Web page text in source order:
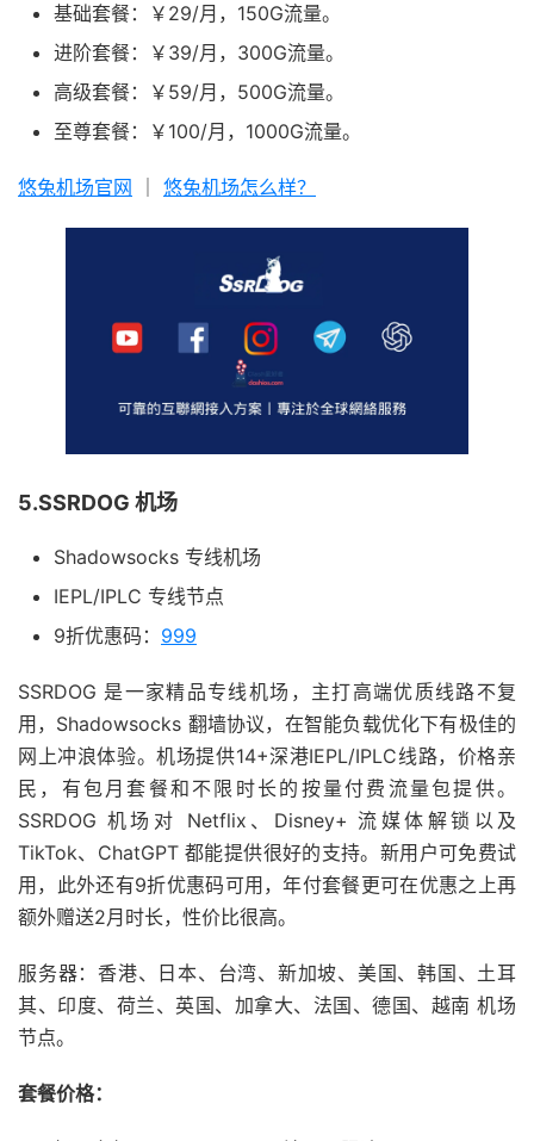
基础套餐：￥29/月，150G流量。
进阶套餐：￥39/月，300G流量。
高级套餐：￥59/月，500G流量。
至尊套餐：￥100/月，1000G流量。
悠兔机场官网 悠兔机场怎么样？
5.SSRDOG 机场
Shadowsocks 专线机场
IEPL/IPLC 专线节点
9折优惠码： 999
SSRDOG 是一家精品专线机场，主打高端优质线路不复
用，Shadowsocks 翻墙协议，在智能负载优化下有极佳的
网上冲浪体验。机场提供14+深港IEPL/IPLC线路，价格亲
民，有包月套餐和不限时长的按量付费流量包提供。
SSRDOG 机场对 Netflix、Disney+ 流媒体解锁以及
TikTok、ChatGPT 都能提供很好的支持。新用户可免费试
用，此外还有9折优惠码可用，年付套餐更可在优惠之上再
额外赠送2月时长，性价比很高。
服务器：香港、日本、台湾、新加坡、美国、韩国、土耳
其、印度、荷兰、英国、加拿大、法国、德国、越南 机场
节点。
套餐价格：